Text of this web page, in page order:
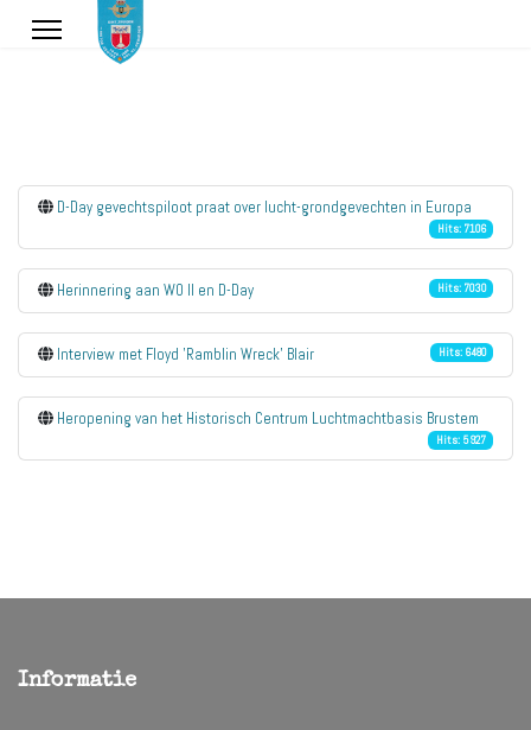
D-Day gevechtspiloot praat over lucht-grondgevechten in Europa
Hits: 7106
Herinnering aan WO II en D-Day Hits: 7030
Interview met Floyd 'Ramblin Wreck' Blair Hits: 6480
Heropening van het Historisch Centrum Luchtmachtbasis Brustem
Hits: 5927
Informatie